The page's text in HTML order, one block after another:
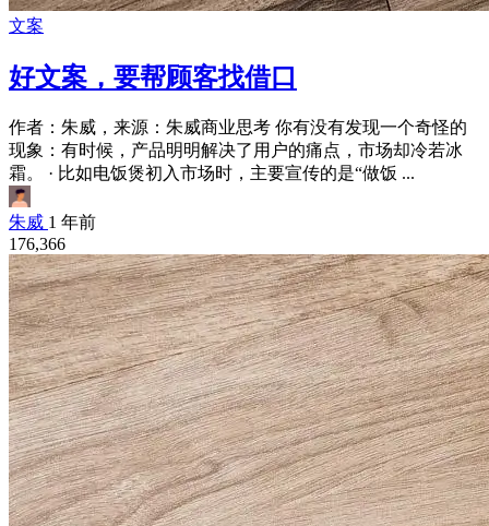
文案
好文案，要帮顾客找借口
作者：朱威，来源：朱威商业思考 你有没有发现一个奇怪的
现象：有时候，产品明明解决了用户的痛点，市场却冷若冰
霜。 · 比如电饭煲初入市场时，主要宣传的是“做饭 ...
朱威 1 年前
176,366